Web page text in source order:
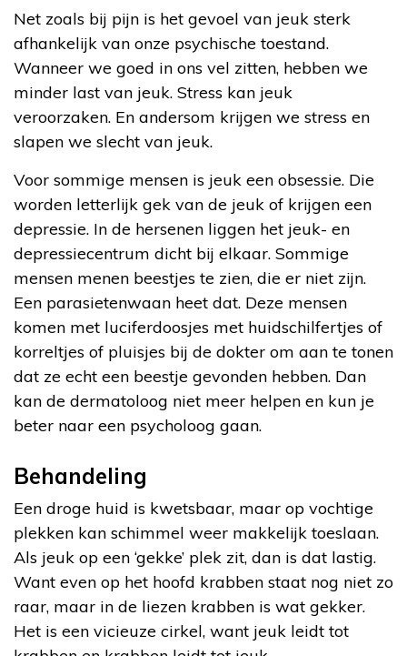
Net zoals bij pijn is het gevoel van jeuk sterk
afhankelijk van onze psychische toestand.
Wanneer we goed in ons vel zitten, hebben we
minder last van jeuk. Stress kan jeuk
veroorzaken. En andersom krijgen we stress en
slapen we slecht van jeuk.
Voor sommige mensen is jeuk een obsessie. Die
worden letterlijk gek van de jeuk of krijgen een
depressie. In de hersenen liggen het jeuk- en
depressiecentrum dicht bij elkaar. Sommige
mensen menen beestjes te zien, die er niet zijn.
Een parasietenwaan heet dat. Deze mensen
komen met luciferdoosjes met huidschilfertjes of
korreltjes of pluisjes bij de dokter om aan te tonen
dat ze echt een beestje gevonden hebben. Dan
kan de dermatoloog niet meer helpen en kun je
beter naar een psycholoog gaan.
Behandeling
Een droge huid is kwetsbaar, maar op vochtige
plekken kan schimmel weer makkelijk toeslaan.
Als jeuk op een ‘gekke’ plek zit, dan is dat lastig.
Want even op het hoofd krabben staat nog niet zo
raar, maar in de liezen krabben is wat gekker.
Het is een vicieuze cirkel, want jeuk leidt tot